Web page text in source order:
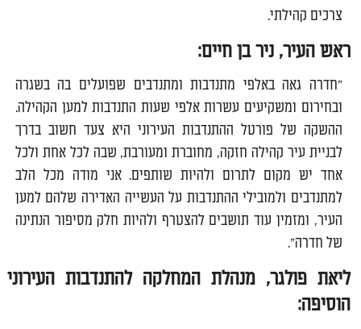
צרכים קהילתי.
ראש העיר, ניר בן חיים:
״חדרה גאה באלפי מתנדבות ומתנדבים שפועלים בה בשגרה
ובחירום ומשקיעים עשרות אלפי שעות התנדבות למען הקהילה.
ההשקה של פורטל ההתנדבות העירוני היא צעד חשוב בדרך
לבניית עיר קהילה חזקה, מחוברת ומעורבת, שבה לכל אחת ולכל
אחד יש מקום לתרום ולהיות שותפים. אני מודה מכל הלב
למתנדבים ולמובילי ההתנדבות על העשייה האדירה שלהם למען
העיר, ומזמין עוד תושבים להצטרף ולהיות חלק מסיפור הנתינה
של חדרה״.
ליאת פולגר, מנהלת המחלקה להתנדבות העירוני
הוסיפה: